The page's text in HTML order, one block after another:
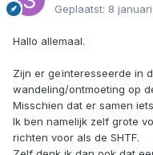
Geplaatst: 8
Hallo allemaal.
Zijn er geïnteresseerde in
wandeling/ontmoeting op
Misschien dat er samen
Ik ben namelijk zelf grote
richten voor als de SHTF.